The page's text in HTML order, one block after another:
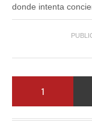
donde intenta
1